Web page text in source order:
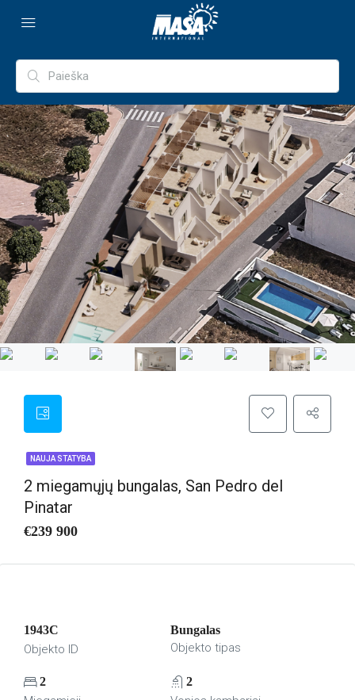
NAUJA STATYBA
2 miegamųjų bungalas, San Pedro del
Pinatar
€239 900
1943C
Objekto ID
Bungalas
Objekto tipas
2 2